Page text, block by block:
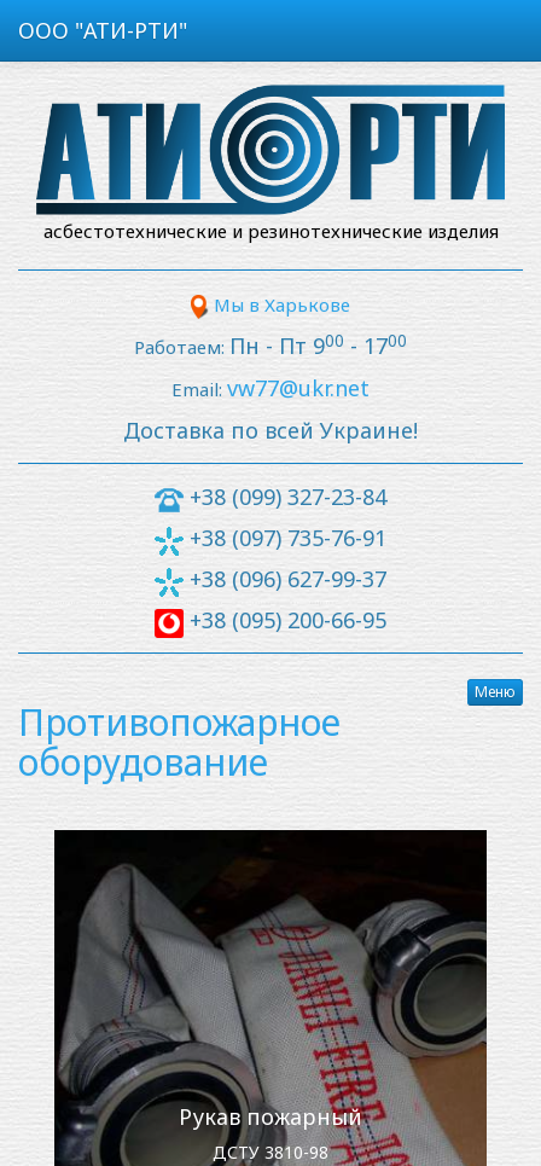
ООО "АТИ-РТИ"
асбестотехнические и резинотехнические изделия
Мы в Харькове
Работаем: Пн - Пт 900 - 1700
Email: vw77@ukr.net
Доставка по всей Украине!
+38 (099) 327-23-84
+38 (097) 735-76-91
+38 (096) 627-99-37
+38 (095) 200-66-95
Меню
Противопожарное
оборудование
Рукав пожарный
ДСТУ 3810-98